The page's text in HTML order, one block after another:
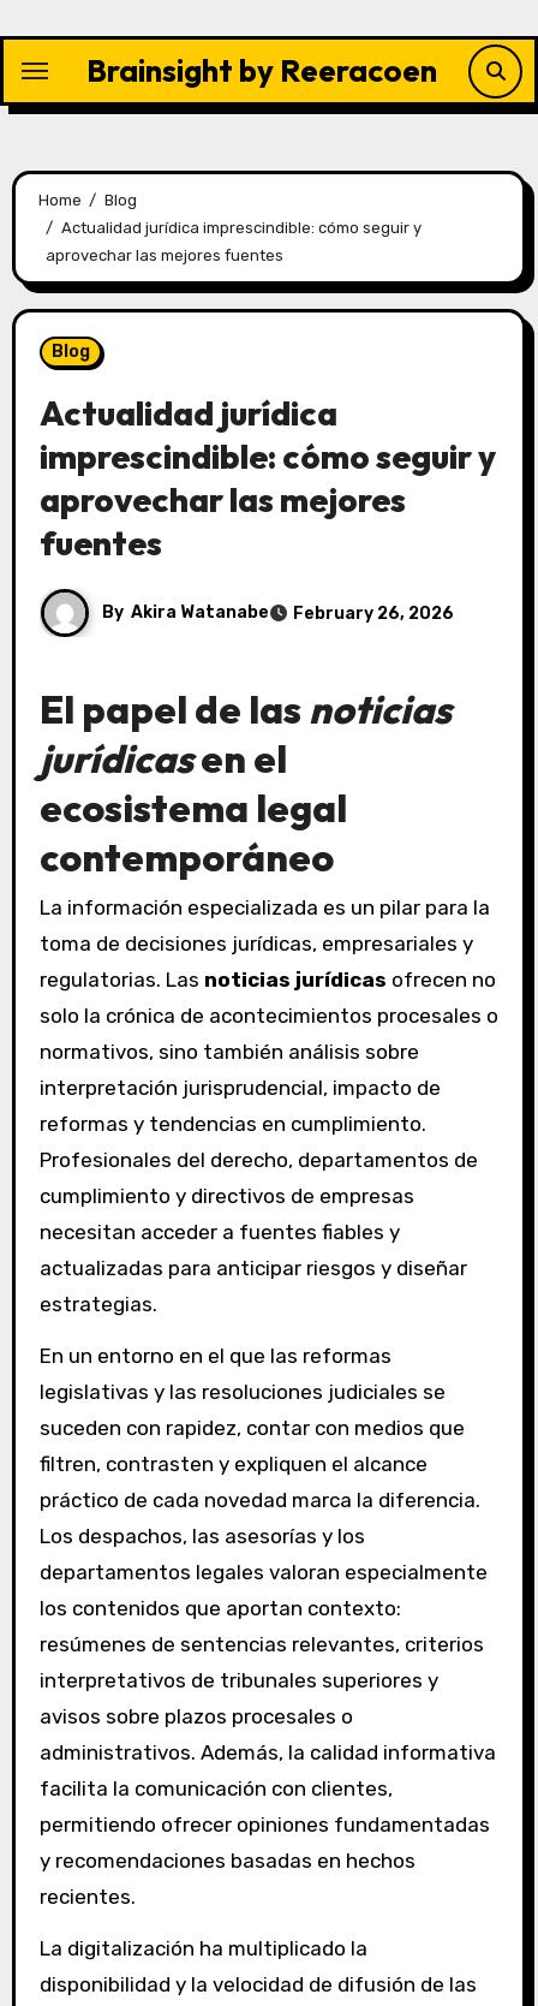
content
Brainsight by Reeracoen
Home
Blog
Actualidad jurídica imprescindible: cómo seguir y
aprovechar las mejores fuentes
Blog
Actualidad jurídica
imprescindible: cómo seguir y
aprovechar las mejores
fuentes
By Akira Watanabe February 26, 2026
El papel de lasnoticias
jurídicasen el
ecosistema legal
contemporáneo
La información especializada es un pilar para la
toma de decisiones jurídicas, empresariales y
regulatorias. Las noticias jurídicas ofrecen no
solo la crónica de acontecimientos procesales o
normativos, sino también análisis sobre
interpretación jurisprudencial, impacto de
reformas y tendencias en cumplimiento.
Profesionales del derecho, departamentos de
cumplimiento y directivos de empresas
necesitan acceder a fuentes fiables y
actualizadas para anticipar riesgos y diseñar
estrategias.
En un entorno en el que las reformas
legislativas y las resoluciones judiciales se
suceden con rapidez, contar con medios que
filtren, contrasten y expliquen el alcance
práctico de cada novedad marca la diferencia.
Los despachos, las asesorías y los
departamentos legales valoran especialmente
los contenidos que aportan contexto:
resúmenes de sentencias relevantes, criterios
interpretativos de tribunales superiores y
avisos sobre plazos procesales o
administrativos. Además, la calidad informativa
facilita la comunicación con clientes,
permitiendo ofrecer opiniones fundamentadas
y recomendaciones basadas en hechos
recientes.
La digitalización ha multiplicado la
disponibilidad y la velocidad de difusión de las